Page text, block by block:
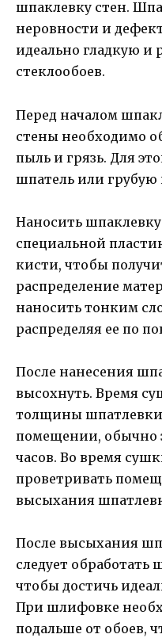
шпаклевку стен.
неровности и
идеально гладкую и
стеклообоев.
Перед началом
стены необходимо
пыль и грязь. Для
шпатель или грубую
Наносить
специальной
кисти, чтобы
распределение
наносить тонким
распределяя ее по
После нанесения
высохнуть. Время
толщины
помещении, обычно
часов. Во время
проветривать
высыхания
После высыхания
следует
чтобы достичь
При шлифовке
подальше от обоев,